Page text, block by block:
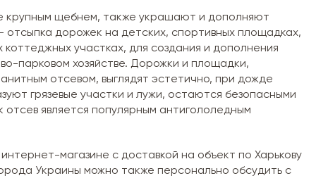
крупным щебнем, также украшают и дополняют
отсыпка дорожек на детских, спортивных площадках,
участках, для создания и дополнения
парковом хозяйстве. Дорожки и площадки,
отсевом, выглядят эстетично, при дожде
грязевые участки и лужи, остаются безопасными
отсев является популярным антигололедным
магазине с доставкой на объект по Харькову
Украины можно также персонально обсудить с